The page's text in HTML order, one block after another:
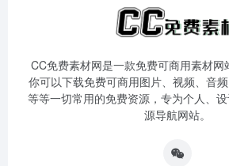
CC免费素材网是一款免费可商用素材网
你可以下载免费可商用图片、视频、音
等等一切常用的免费资源，专为个人、
源导航网站。